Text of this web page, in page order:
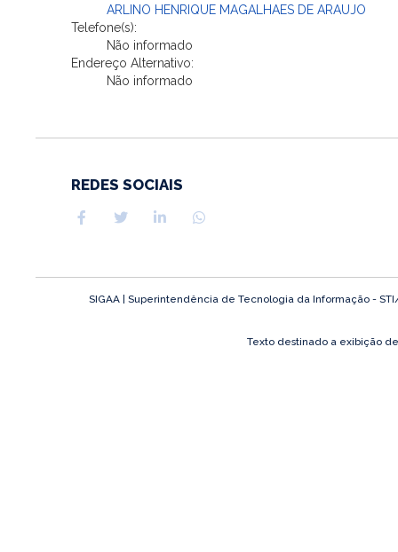
ARLINO HENRIQUE MAGALHAES DE ARAUJO
Telefone(s):
Não informado
Endereço Alternativo:
Não informado
REDES SOCIAIS
SIGAA | Superintendência de Tecnologia da Informação -
Texto destinado a exibição